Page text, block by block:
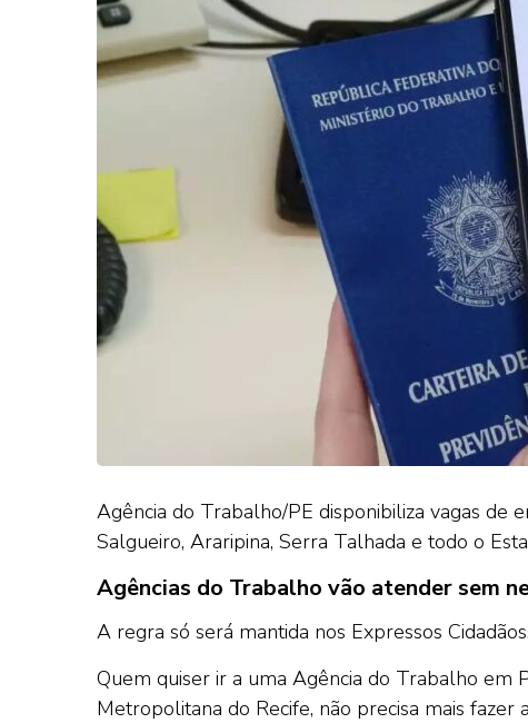
Agência do Trabalho/PE disponibiliza vagas
Salgueiro, Araripina, Serra Talhada e todo o
Agências do Trabalho vão atender sem
A regra só será mantida nos Expressos
Quem quiser ir a uma Agência do Trabalho em
Metropolitana do Recife, não precisa mais fazer